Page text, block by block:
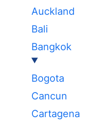
Auckland
Bali
Bangkok
Bogota
Cancun
Cartagena